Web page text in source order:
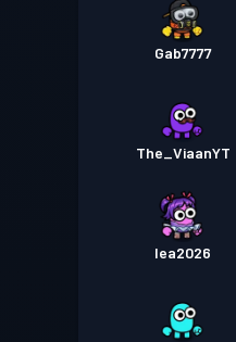
Gab7777
The_ViaanYT
lea2026